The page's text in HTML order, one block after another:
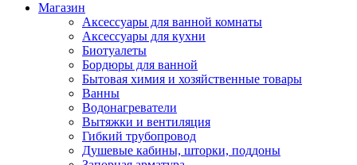
Магазин
Аксессуары для ванной комнаты
Аксессуары для кухни
Биотуалеты
Бордюры для ванной
Бытовая химия и хозяйственные товары
Ванны
Водонагреватели
Вытяжки и вентиляция
Гибкий трубопровод
Душевые кабины, шторки, поддоны